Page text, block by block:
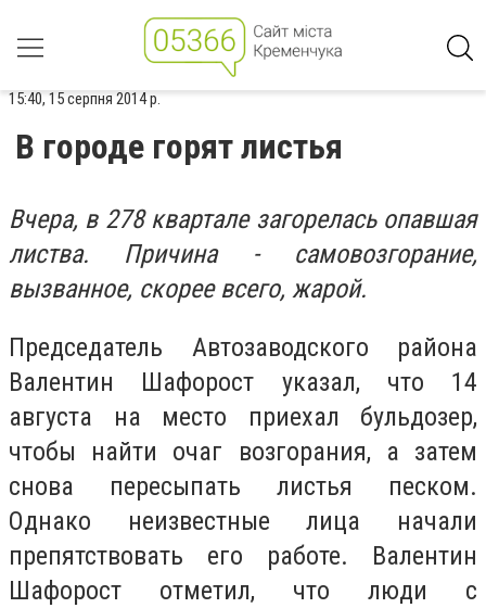
15:40, 15 серпня 2014 р.
В городе горят листья
Вчера, в 278 квартале загорелась опавшая
листва. Причина - самовозгорание,
вызванное, скорее всего, жарой.
Председатель Автозаводского района
Валентин Шафорост указал, что 14
августа на место приехал бульдозер,
чтобы найти очаг возгорания, а затем
снова пересыпать листья песком.
Однако неизвестные лица начали
препятствовать его работе. Валентин
Шафорост отметил, что люди с